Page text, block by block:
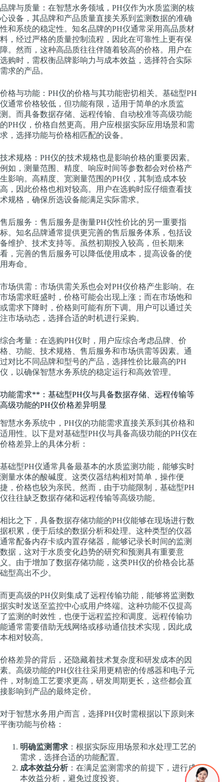
品牌与质量：在智慧水务领域，PH仪作为水质监测的核
心设备，其品牌和产品质量直接关系到监测数据的准确
性和系统的稳定性。知名品牌的PH仪通常采用高品质材
料，经过严格的质量控制流程，因此在可靠性上更有保
障。然而，这种高品质往往伴随着较高的价格。用户在
选购时，需权衡品牌影响力与成本效益，选择符合实际
需求的产品。
价格与功能：PH仪的价格与其功能密切相关。基础型PH
仪通常价格较低，但功能有限，适用于简单的水质监
测。而具备数据存储、远程传输、自动校准等高级功能
的PH仪，价格自然更高。用户应根据实际应用场景和需
求，选择功能与价格相匹配的设备。
技术规格：PH仪的技术规格也是影响价格的重要因素。
例如，测量范围、精度、响应时间等参数都会对价格产
生影响。高精度、宽测量范围的PH仪，其制造成本较
高，因此价格也相对较高。用户在选购时应仔细查看技
术规格，确保所选设备能满足实际需求。
售后服务：售后服务是衡量PH仪性价比的另一重要指
标。知名品牌通常提供更完善的售后服务体系，包括设
备维护、技术支持等。虽然初期投入较高，但长期来
看，完善的售后服务可以降低使用成本，提高设备的使
用寿命。
市场供需：市场供需关系也会对PH仪价格产生影响。在
市场需求旺盛时，价格可能会出现上涨；而在市场饱和
或需求下降时，价格则可能有所下调。用户可以通过关
注市场动态，选择合适的时机进行采购。
综合考量：在选购PH仪时，用户应综合考虑品牌、价
格、功能、技术规格、售后服务和市场供需等因素。通
过对比不同品牌和型号的产品，选择性价比最高的PH
仪，以确保智慧水务系统的稳定运行和高效管理。
功能需求**：基础型PH仪与具备数据存储、远程传输等
高级功能的PH仪价格差异明显
智慧水务系统中，PH仪的功能需求直接关系到其价格和
适用性。以下是对基础型PH仪与具备高级功能的PH仪在
价格差异上的具体分析：
基础型PH仪通常具备最基本的水质监测功能，能够实时
测量水体的酸碱度。这类仪器结构相对简单，操作便
捷，价格也较为亲民。然而，由于功能限制，基础型PH
仪往往缺乏数据存储和远程传输等高级功能。
相比之下，具备数据存储功能的PH仪能够在现场进行数
据积累，便于后续的数据分析和处理。这种类型的仪器
通常配备内存卡或内置存储器，能够记录长时间的监测
数据，这对于水质变化趋势的研究和预测具有重要意
义。由于增加了数据存储功能，这类PH仪的价格会比基
础型高出不少。
而更高级的PH仪则集成了远程传输功能，能够将监测数
据实时发送至监控中心或用户终端。这种功能不仅提高
了监测的时效性，也便于远程监控和调度。远程传输功
能通常需要借助无线网络或移动通信技术实现，因此成
本相对较高。
价格差异的背后，还隐藏着技术复杂度和研发成本的因
素。高级功能的PH仪往往采用更精密的传感器和电子元
件，对制造工艺要求更高，研发周期更长，这些都会直
接影响到产品的最终定价。
对于智慧水务用户而言，选择PH仪时需根据以下原则来
平衡功能与价格：
明确监测需求 ：根据实际应用场景和水处理工艺的
需求，选择合适的功能配置。
成本效益分析：在满足监测需求的前提下，进行成
本效益分析，避免过度投资。